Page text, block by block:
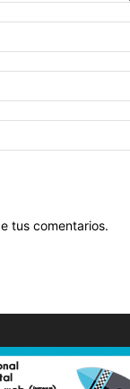
tus comentarios.